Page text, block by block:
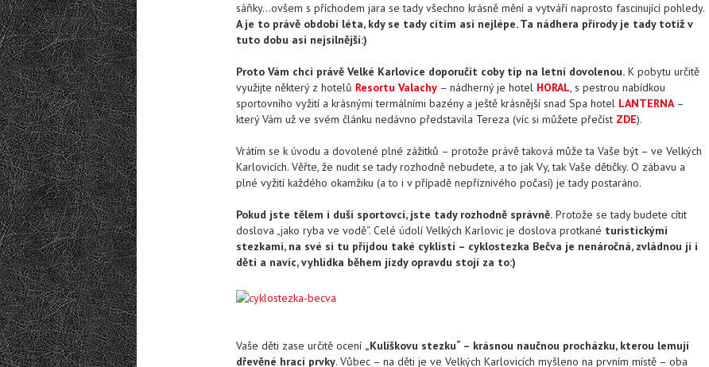
sáňky…ovšem s příchodem jara se tady všechno krásně mění a vytváří naprosto fascinující pohledy.
A je to právě období léta, kdy se tady cítím asi nejlépe. Ta nádhera přírody je tady totiž v
tuto dobu asi nejsilnější:)
Proto Vám chci právě Velké Karlovice doporučit coby tip na letní dovolenou. K pobytu určitě
využijte některý z hotelů Resortu Valachy – nádherný je hotel HORAL, s pestrou nabídkou
sportovního vyžití a krásnými termálními bazény a ještě krásnější snad Spa hotel LANTERNA–
který Vám už ve svém článku nedávno představila Tereza (víc si můžete přečíst ZDE).
Vrátím se k úvodu a dovolené plné zážitků – protože právě taková může ta Vaše být – ve Velkých
Karlovicích. Věřte, že nudit se tady rozhodně nebudete, a to jak Vy, tak Vaše dětičky. O zábavu a
plné vyžití každého okamžiku (a to i v případě nepříznivého počasí) je tady postaráno.
Pokud jste tělem i duší sportovci, jste tady rozhodně správně. Protože se tady budete cítit
doslova „jako ryba ve vodě“. Celé údolí Velkých Karlovic je doslova protkané turistickými
stezkami, na své si tu přijdou také cyklisti – cyklostezka Bečva je nenáročná, zvládnou ji i
děti a navíc, vyhlídka během jízdy opravdu stojí za to:)
Vaše děti zase určitě ocení „Kulíškovu stezku“ – krásnou naučnou procházku, kterou lemují
dřevěné hrací prvky. Vůbec – na děti je ve Velkých Karlovicích myšleno na prvním místě – oba